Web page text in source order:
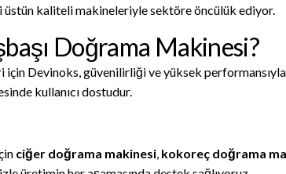
üstün kaliteli makineleriyle sektöre öncülük ediyor.
Doğrama Makinesi?
için Devinoks, güvenilirliği ve yüksek
kullanıcı dostudur.
ciğer doğrama makinesi, kokoreç doğrama